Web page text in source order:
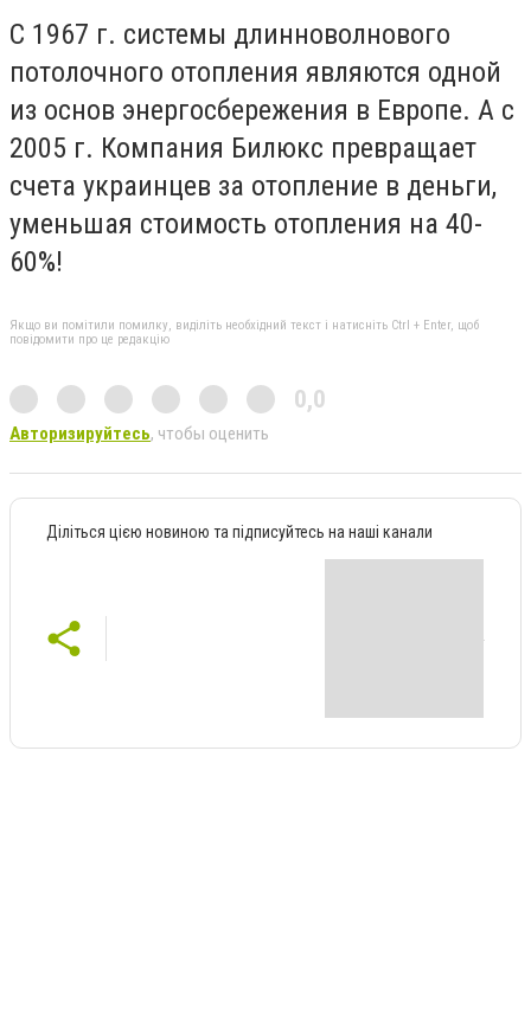
С 1967 г. системы длинноволнового
потолочного отопления являются одной
из основ энергосбережения в Европе. А с
2005 г. Компания Билюкс превращает
счета украинцев за отопление в деньги,
уменьшая стоимость отопления на 40-
60%!
Якщо ви помітили помилку, виділіть необхідний текст і натисніть Ctrl + Enter, щоб
повідомити про це редакцію
0,0
Авторизируйтесь, чтобы оценить
Діліться цією новиною та підписуйтесь на наші канали